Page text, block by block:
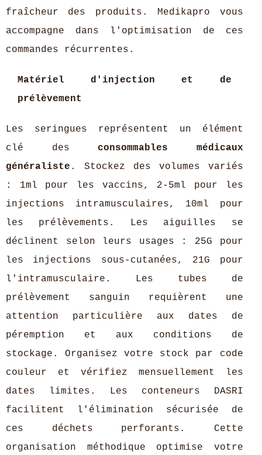
fraîcheur des produits. Medikapro vous
accompagne dans l'optimisation de ces
commandes récurrentes.
Matériel d'injection et de
prélèvement
Les seringues représentent un élément
clé desconsommables médicaux
généraliste . Stockez des volumes variés
: 1ml pour les vaccins, 2-5ml pour les
injections intramusculaires, 10ml pour
les prélèvements. Les aiguilles se
déclinent selon leurs usages : 25G pour
les injections sous-cutanées, 21G pour
l'intramusculaire. Les tubes de
prélèvement sanguin requièrent une
attention particulière aux dates de
péremption et aux conditions de
stockage. Organisez votre stock par code
couleur et vérifiez mensuellement les
dates limites. Les conteneurs DASRI
facilitent l'élimination sécurisée de
ces déchets perforants. Cette
organisation méthodique optimise votre